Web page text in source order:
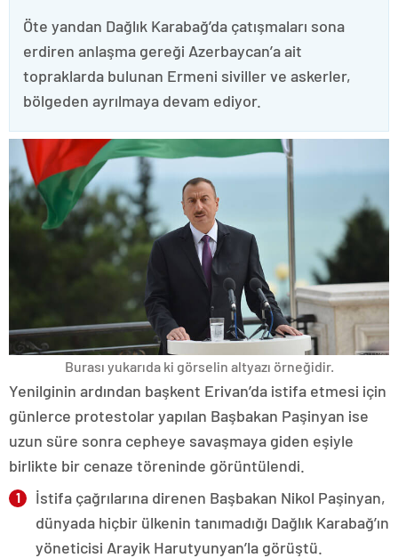
Öte yandan Dağlık Karabağ’da çatışmaları sona
erdiren anlaşma gereği Azerbaycan’a ait
topraklarda bulunan Ermeni siviller ve askerler,
bölgeden ayrılmaya devam ediyor.
Burası yukarıda ki görselin altyazı örneğidir.
Yenilginin ardından başkent Erivan’da istifa etmesi için
günlerce protestolar yapılan Başbakan Paşinyan ise
uzun süre sonra cepheye savaşmaya giden eşiyle
birlikte bir cenaze töreninde görüntülendi.
İstifa çağrılarına direnen Başbakan Nikol Paşinyan,
dünyada hiçbir ülkenin tanımadığı Dağlık Karabağ’ın
yöneticisi Arayik Harutyunyan’la görüştü.